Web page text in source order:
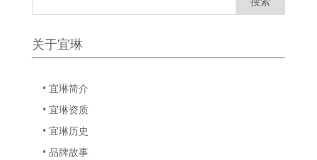
关于宜琳
• 宜琳简介
• 宜琳资质
• 宜琳历史
• 品牌故事